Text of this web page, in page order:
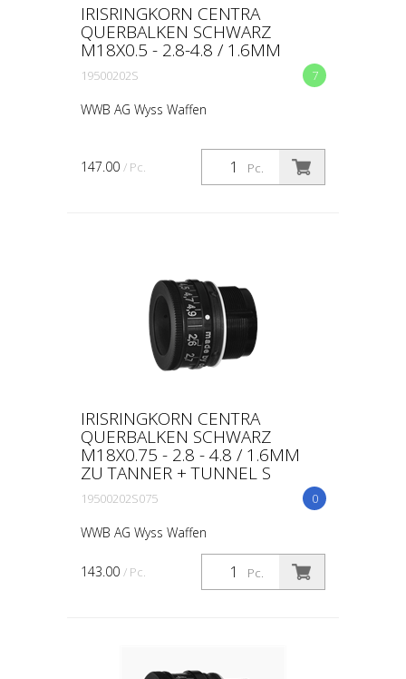
IRISRINGKORN CENTRA
QUERBALKEN SCHWARZ
M18X0.5 - 2.8-4.8 / 1.6MM
7
19500202S
WWB AG Wyss Waffen
Pc.
147.00 / Pc.
IRISRINGKORN CENTRA
QUERBALKEN SCHWARZ
M18X0.75 - 2.8 - 4.8 / 1.6MM
ZU TANNER + TUNNEL S
0
19500202S075
WWB AG Wyss Waffen
Pc.
143.00 / Pc.